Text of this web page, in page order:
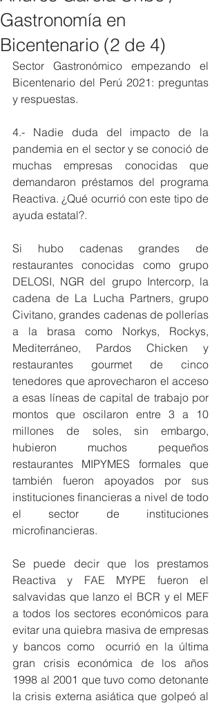
Gastronomía en
Bicentenario (2 de 4)
Sector Gastronómico empezando el
Bicentenario del Perú 2021: preguntas
y respuestas.
4.- Nadie duda del impacto de la
pandemia en el sector y se conoció de
muchas empresas conocidas que
demandaron préstamos del programa
Reactiva. ¿Qué ocurrió con este tipo de
ayuda estatal?.
Si hubo cadenas grandes de
restaurantes conocidas como grupo
DELOSI, NGR del grupo Intercorp, la
cadena de La Lucha Partners, grupo
Civitano, grandes cadenas de pollerías
a la brasa como Norkys, Rockys,
Mediterráneo, Pardos Chicken y
restaurantes gourmet de cinco
tenedores que aprovecharon el acceso
a esas líneas de capital de trabajo por
montos que oscilaron entre 3 a 10
millones de soles, sin embargo,
hubieron muchos pequeños
restaurantes MIPYMES formales que
también fueron apoyados por sus
instituciones financieras a nivel de todo
el sector de instituciones
microfinancieras.
Se puede decir que los prestamos
Reactiva y FAE MYPE fueron el
salvavidas que lanzo el BCR y el MEF
a todos los sectores económicos para
evitar una quiebra masiva de empresas
y bancos como  ocurrió en la última
gran crisis económica de los años
1998 al 2001 que tuvo como detonante
la crisis externa asiática que golpeó al